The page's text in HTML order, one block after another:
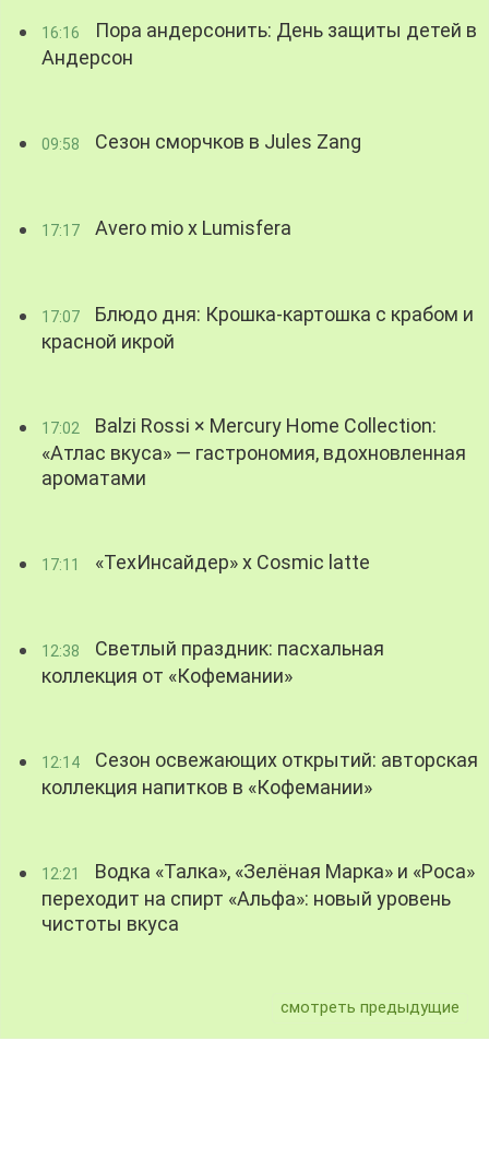
16:16
Пора андерсонить: День защиты детей в
Андерсон
09:58 Сезон сморчков в Jules Zang
17:17 Avero mio x Lumisfera
17:07
Блюдо дня: Крошка-картошка с крабом и
красной икрой
17:02
Balzi Rossi × Mercury Home Collection:
«Атлас вкуса» — гастрономия, вдохновленная
ароматами
17:11 «ТехИнсайдер» х Cosmic latte
12:38
Светлый праздник: пасхальная
коллекция от «Кофемании»
12:14
Сезон освежающих открытий: авторская
коллекция напитков в «Кофемании»
12:21
Водка «Талка», «Зелёная Марка» и «Роса»
переходит на спирт «Альфа»: новый уровень
чистоты вкуса
смотреть предыдущие